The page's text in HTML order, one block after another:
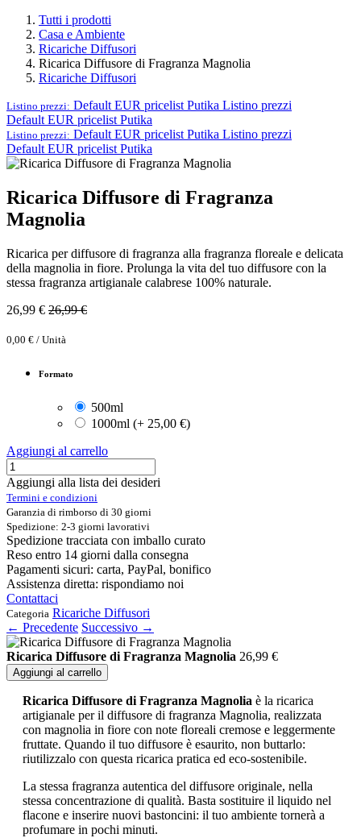
Tutti i prodotti
Casa e Ambiente
Ricariche Diffusori
Ricarica Diffusore di Fragranza Magnolia
Ricariche Diffusori
Listino prezzi: Default EUR pricelist Putika Listino prezzi
Default EUR pricelist Putika
Listino prezzi: Default EUR pricelist Putika Listino prezzi
Default EUR pricelist Putika
Ricarica Diffusore di Fragranza
Magnolia
Ricarica per diffusore di fragranza alla fragranza floreale e delicata
della magnolia in fiore. Prolunga la vita del tuo diffusore con la
stessa fragranza artigianale calabrese 100% naturale.
26,99 € 26,99€
0,00 € / Unità
Formato
500ml
1000ml (+ 25,00 €)
Aggiungi al carrello
Aggiungi alla lista dei desideri
Termini e condizioni
Garanzia di rimborso di 30 giorni
Spedizione: 2-3 giorni lavorativi
Spedizione tracciata con imballo curato
Reso entro 14 giorni dalla consegna
Pagamenti sicuri: carta, PayPal, bonifico
Assistenza diretta: rispondiamo noi
Contattaci
Categoria Ricariche Diffusori
← Precedente Successivo →
Ricarica Diffusore di Fragranza Magnolia 26,99 €
Aggiungi al carrello
Ricarica Diffusore di Fragranza Magnolia è la ricarica
artigianale per il diffusore di fragranza Magnolia, realizzata
con magnolia in fiore con note floreali cremose e leggermente
fruttate. Quando il tuo diffusore è esaurito, non buttarlo:
riutilizzalo con questa ricarica pratica ed eco-sostenibile.
La stessa fragranza autentica del diffusore originale, nella
stessa concentrazione di qualità. Basta sostituire il liquido nel
flacone e inserire nuovi bastoncini: il tuo ambiente tornerà a
profumare in pochi minuti.